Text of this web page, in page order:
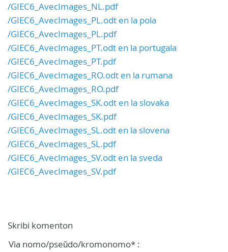
/GIEC6_AvecImages_NL.pdf
/GIEC6_AvecImages_PL.odt en la pola
/GIEC6_AvecImages_PL.pdf
/GIEC6_AvecImages_PT.odt en la portugala
/GIEC6_AvecImages_PT.pdf
/GIEC6_AvecImages_RO.odt en la rumana
/GIEC6_AvecImages_RO.pdf
/GIEC6_AvecImages_SK.odt en la slovaka
/GIEC6_AvecImages_SK.pdf
/GIEC6_AvecImages_SL.odt en la slovena
/GIEC6_AvecImages_SL.pdf
/GIEC6_AvecImages_SV.odt en la sveda
/GIEC6_AvecImages_SV.pdf
Skribi komenton
Via nomo/pseŭdo/kromonomo* :